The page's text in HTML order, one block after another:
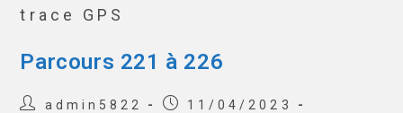
trace GPS
Parcours 221 à 226
admin5822
11/04/2023